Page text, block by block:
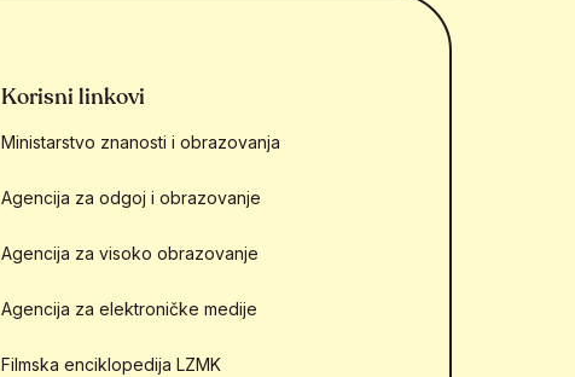
Korisni linkovi
Ministarstvo znanosti i obrazovanja
Agencija za odgoj i obrazovanje
Agencija za visoko obrazovanje
Agencija za elektroničke medije
Filmska enciklopedija LZMK